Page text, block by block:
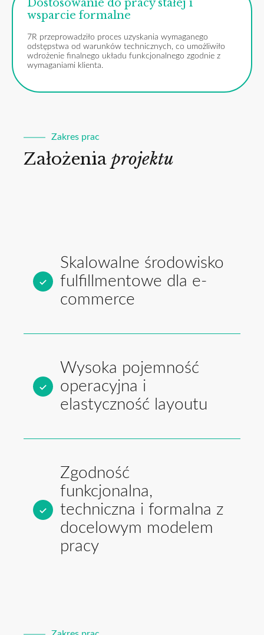
Dostosowanie do pracy stałej i
wsparcie formalne
7R przeprowadziło proces uzyskania wymaganego
odstępstwa od warunków technicznych, co umożliwiło
wdrożenie finalnego układu funkcjonalnego zgodnie z
wymaganiami klienta.
Zakres prac
Założenia projektu
Skalowalne środowisko
fulfillmentowe dla e-
commerce
Wysoka pojemność
operacyjna i
elastyczność layoutu
Zgodność
funkcjonalna,
techniczna i formalna z
docelowym modelem
pracy